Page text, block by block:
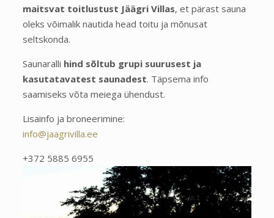
maitsvat toitlustust Jäägri Villas, et pärast sauna
oleks võimalik nautida head toitu ja mõnusat
seltskonda.
Saunaralli hind sõltub grupi suurusest ja
kasutatavatest saunadest. Täpsema info
saamiseks võta meiega ühendust.
Lisainfo ja broneerimine:
info@jaagrivilla.ee
+372 5885 6955